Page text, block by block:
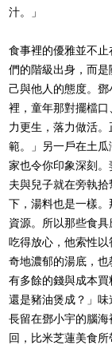
汁。」
食事裡的優雅並不
們的階級出身，而
己與他人的態度。
裡，童年那對擺檔
力更生，落力做活
範。」另一戶在土
家也令你印象深刻
夫與兒子就在旁執
下，湯料也是一樣
資源。所以那些食
吃得放心，他索性
奇地濃郁的湯底，
有多餘的錢與成本
還是豬油煲成？」
長留在鄧小宇的腦
回，比米芝蓮美食